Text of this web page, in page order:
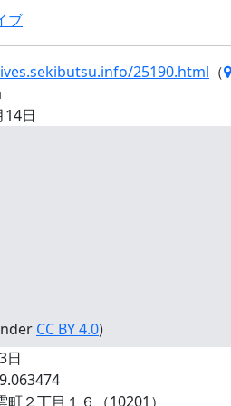
ブ
25190.html （
14日
CC BY 4.0)
日
２丁目１６（10201）